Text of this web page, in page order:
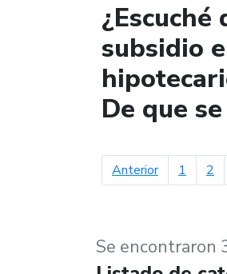
subsidio
De que
Anteriorpágina
1 2
Se encontraron